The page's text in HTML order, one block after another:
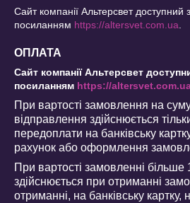
Сайт компанії Альтерсвет доступний
посиланням https://altersvet.com.ua.
ОПЛАТА
Сайт компанії Альтерсвет
посиланням https://
При вартості замовлення на
відправлення здійснюється
передоплати на банківську
рахунок або оформлення
При вартості замовленні більше
здійснюється при отриманні
отриманні, на банківську картку,